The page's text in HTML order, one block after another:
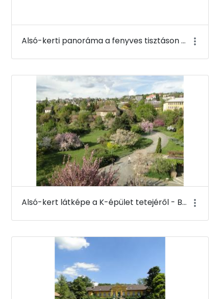
Alsó-kerti panoráma a fenyves tisztáson - Budai Arborétum
Alsó-kert látképe a K-épület tetejéről - Budai Arborétum